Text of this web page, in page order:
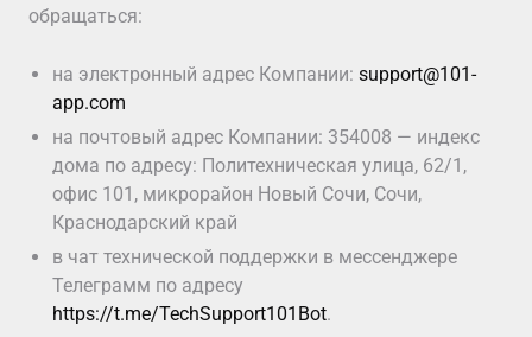
обращаться:
на электронный адрес Компании: support@101-
app.com
на почтовый адрес Компании: 354008 — индекс
дома по адресу: Политехническая улица, 62/1,
офис 101, микрорайон Новый Сочи, Сочи,
Краснодарский край
в чат технической поддержки в мессенджере
Телеграмм по адресу
https://t.me/TechSupport101Bot.